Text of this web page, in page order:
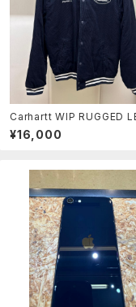
Carhartt WIP RUGGED
RMAN JACKET
¥16,000